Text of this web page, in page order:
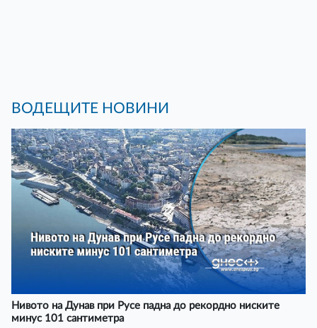
ВОДЕЩИТЕ НОВИНИ
Нивото на Дунав при Русе падна до рекордно ниските
минус 101 сантиметра